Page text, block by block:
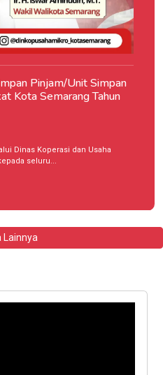
Pinjam/Unit Simpan
Kota Semarang Tahun
Dinas Koperasi dan Usaha
seluru...
Lainnya